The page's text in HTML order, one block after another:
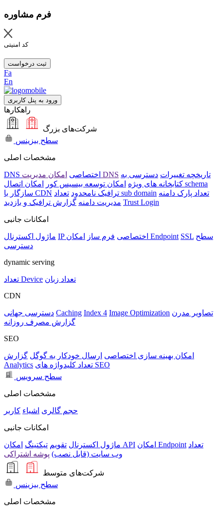
فرم مشاوره
کد امنیتی
ثبت درخواست
Fa
En
ورود به پنل کاربری
راهکارها
شرکت‌های بزرگ
سطح بیزینس
مشخصات اصلی
DNS اختصاصی امکان مدیریت DNS تاریخچه تغییرات دسترسی به
کتابخانه های ویژه امکان توسعه بیسیس کور
امکان اتصال schema
سازگار با CDN
ترافیک نامحدود تعداد sub domain تعداد پارک دامنه
مدیریت دامنه گزارش ترافیک و بازدید Trust Login
امکانات جانبی
ماژول اکسترنال IP اختصاصی فرم ساز امکان Endpoint SSL سطح
دسترسی
dynamic serving
تعداد Device تعداد زبان
CDN
دسترسی جهانی Caching Index 4 Image Optimization تصاویر مدرن
گزارش مصرف روزانه
SEO
امکان بهینه سازی اختصاصی ارسال خودکار به گوگل گزارش
Analytics
تعداد کلیدواژه های SEO
سطح سرویس
مشخصات اصلی
حجم گالری اشیاء کاربر
امکانات جانبی
ماژول اکسترنال تقویم تیکتینگ امکان API امکان Endpoint تعداد
وب سایت (قابل نصب) پوشه اشتراکی
شرکت‌های متوسط
سطح بیزینس
مشخصات اصلی